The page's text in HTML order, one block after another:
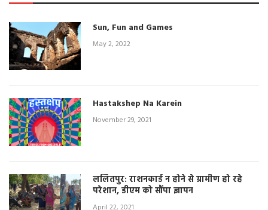
Sun, Fun and Games
May 2, 2022
Hastakshep Na Karein
November 29, 2021
ललितपुर: राशनकार्ड न होने से ग्रामीण हो रहे
परेशान, डीएम को सौंपा ज्ञापन
April 22, 2021